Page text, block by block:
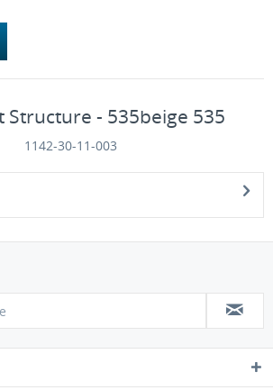
Structure - 535beige 535
1142-30-11-003